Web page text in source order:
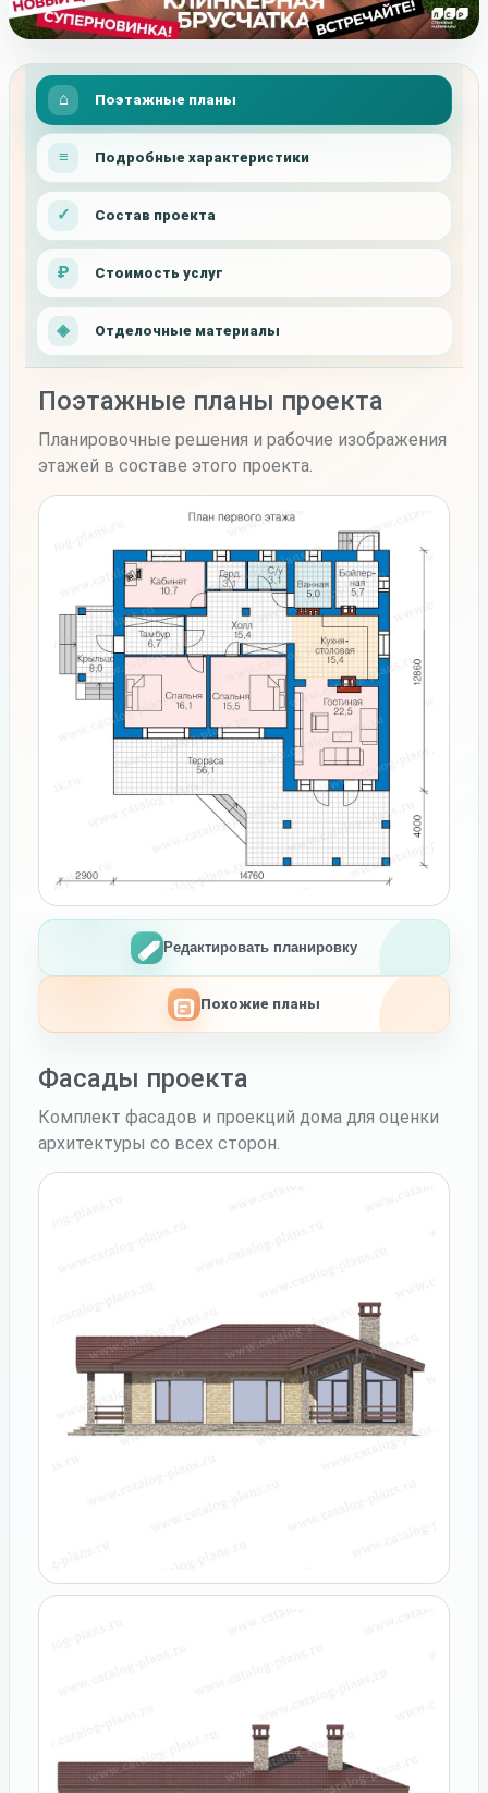
Поэтажные планы
Подробные характеристики
Состав проекта
Стоимость услуг
Отделочные материалы
Поэтажные планы проекта
Планировочные решения и рабочие изображения
этажей в составе этого проекта.
Редактировать планировку
Похожие планы
Фасады проекта
Комплект фасадов и проекций дома для оценки
архитектуры со всех сторон.